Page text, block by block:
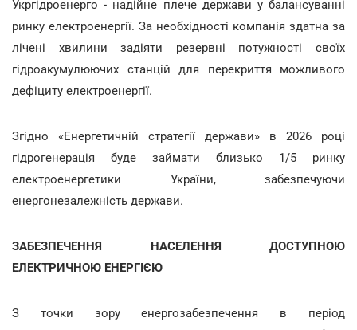
Укргідроенерго - надійне плече держави у балансуванні
ринку електроенергії. За необхідності компанія здатна за
лічені хвилини задіяти резервні потужності своїх
гідроакумулюючих станцій для перекриття можливого
дефіциту електроенергії.
Згідно «Енергетичній стратегії держави» в 2026 році
гідрогенерація буде займати близько 1/5 ринку
електроенергетики України, забезпечуючи
енергонезалежність держави.
ЗАБЕЗПЕЧЕННЯ НАСЕЛЕННЯ ДОСТУПНОЮ
ЕЛЕКТРИЧНОЮ ЕНЕРГІЄЮ
З точки зору енергозабезпечення в період